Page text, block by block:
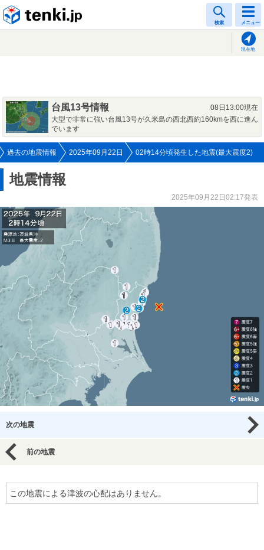
検索 メニュー
現在地
台風13号情報
08日13:00現在
大型で非常に強い台風13号が久米島の西北西約160kmを西に進ん
でいます
過去の地震情報 2025年09月22日 02時14分頃発生した地震(最大震度2)
地震情報
2025年09月22日02:17発表
次の地震
前の地震
この地震による津波の心配はありません。